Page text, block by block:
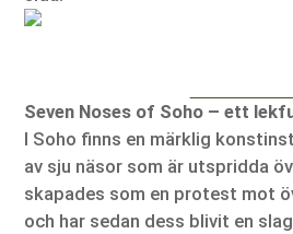
Seven Noses of Soho – ett
I Soho finns en märklig
av sju näsor som är utspridda
skapades som en protest mot
och har sedan dess blivit en